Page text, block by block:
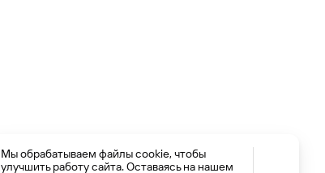
Мы обрабатываем файлы cookie, чтобы
улучшить работу сайта. Оставаясь на нашем